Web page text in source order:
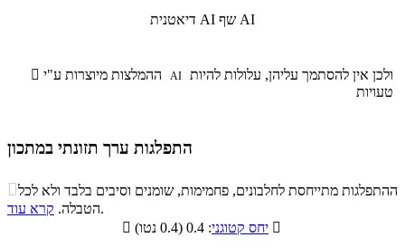
דיאטנית AI שף AI
 AI
טעויות
התפלגות ערך תזונתי במתכון
התפלגות ערך תזונתי במתכון
סיבים
תזונתיים
שומנים חלבונים
64.1%
ההתפלגות מתייחסת לחלבונים, פחמימות, שומנים וסיבים בלבד ולא לכל
הטבלה. קרא עוד
.

יחס קטוגני 